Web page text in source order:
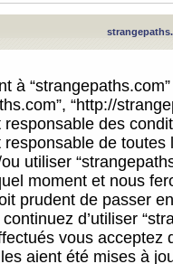
à
“http://
responsable des
responsable de
utiliser
moment et nous
prudent de passer
d’utiliser
vous acceptez
aient été mises à